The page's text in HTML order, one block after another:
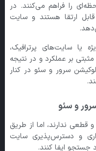
را فراهم می‌کنند. در
قابل ارتقا هستند و سایت
یا سایت‌های پرترافیک،
مثبتی بر عملکرد و در نتیجه
سرور و سئو در کنار
و سئو
قطعی ندارند، اما از طریق
و دسترس‌پذیری سایت
ایفا کنند.